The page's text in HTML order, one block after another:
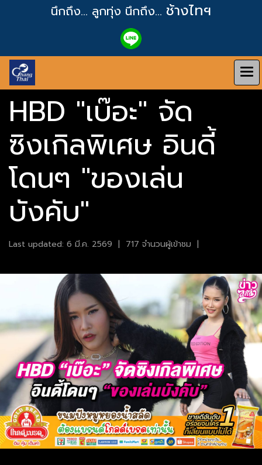
นึกถึง... ลูกทุ่ง นึกถึง... ช้างไทฯ
HBD "เบ๊อะ" จัด
ซิงเกิลพิเศษ อินดี้
โดนๆ "ของเล่น
บังคับ"
Last updated: 6 มี.ค. 2569 | 717 จำนวนผู้เข้าชม |